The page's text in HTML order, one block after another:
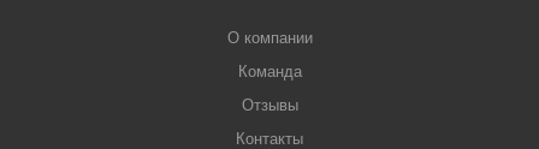
О компании
Команда
Отзывы
Контакты